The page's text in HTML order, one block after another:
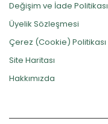
Değişim ve İade Politikası
Üyelik Sözleşmesi
Çerez (Cookie) Politikası
Site Haritası
Hakkımızda